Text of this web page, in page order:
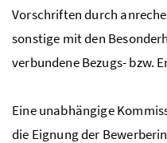
Vorschriften durch
sonstige mit den
verbundene Bezugs-bzw.
Eine unabhängige
die Eignung der